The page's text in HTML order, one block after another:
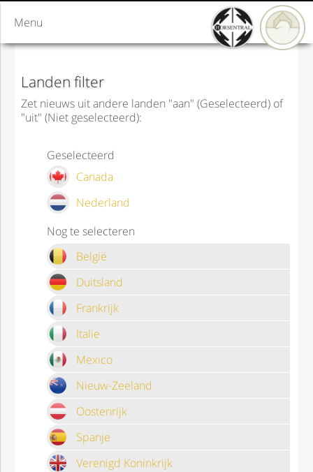
Menu
Landen filter
Zet nieuws uit andere landen "aan" (Geselecteerd) of
"uit" (Niet geselecteerd):
Geselecteerd
Canada
Nederland
Nog te selecteren
België
Duitsland
Frankrijk
Italie
Mexico
Nieuw-Zeeland
Oostenrijk
Spanje
Verenigd Koninkrijk